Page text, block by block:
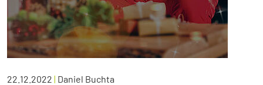
22.12.2022 | Daniel Buchta